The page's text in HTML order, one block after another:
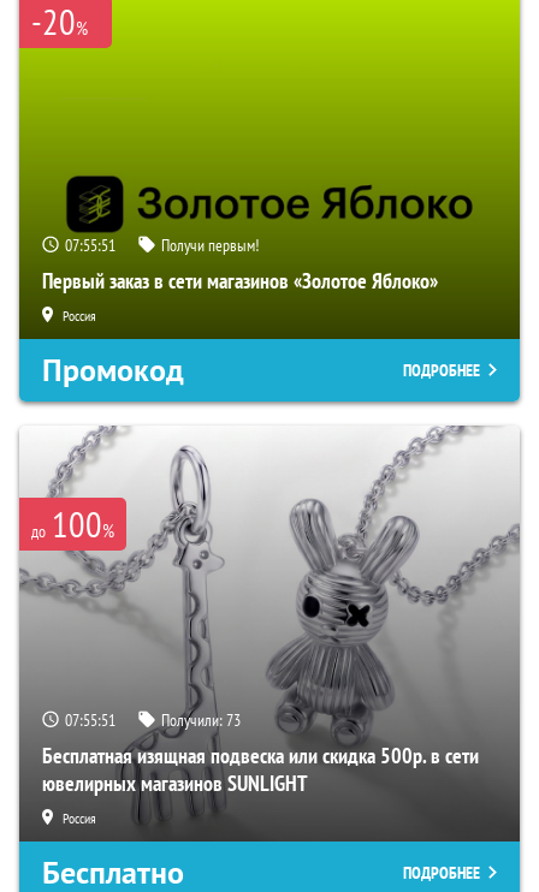
-20%
07:55:50 Получи первым!
Первый заказ в сети магазинов «Золотое Яблоко»
Россия
Промокод ПОДРОБНЕЕ
до 100%
07:55:50 Получили:73
Бесплатная изящная подвеска или скидка 500р. в сети
ювелирных магазинов SUNLIGHT
Россия
Бесплатно ПОДРОБНЕЕ